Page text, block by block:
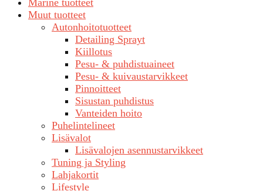
Marine tuotteet
Muut tuotteet
Autonhoitotuotteet
Detailing Sprayt
Kiillotus
Pesu- & puhdistuaineet
Pesu- & kuivaustarvikkeet
Pinnoitteet
Sisustan puhdistus
Vanteiden hoito
Puhelintelineet
Lisävalot
Lisävalojen asennustarvikkeet
Tuning ja Styling
Lahjakortit
Lifestyle